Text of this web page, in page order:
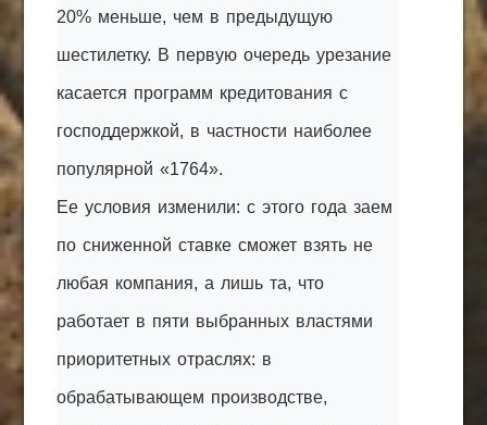
20% меньше, чем в предыдущую
шестилетку. В первую очередь урезание
касается программ кредитования с
господдержкой, в частности наиболее
популярной «1764».
Ее условия изменили: с этого года заем
по сниженной ставке сможет взять не
любая компания, а лишь та, что
работает в пяти выбранных властями
приоритетных отраслях: в
обрабатывающем производстве,